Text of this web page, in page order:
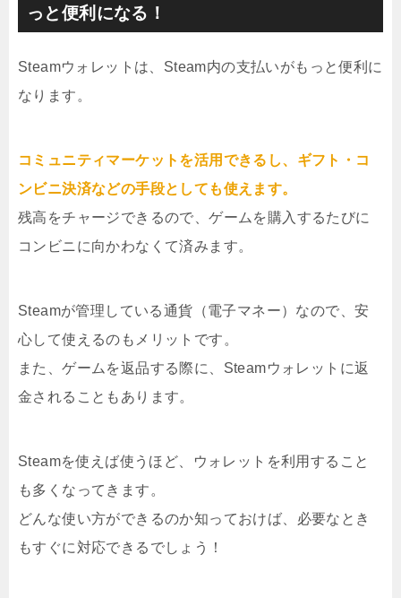
っと便利になる！
Steamウォレットは、Steam内の支払いがもっと便利に
なります。
コミュニティマーケットを活用できるし、ギフト・コ
ンビニ決済などの手段としても使えます。
残高をチャージできるので、ゲームを購入するたびに
コンビニに向かわなくて済みます。
Steamが管理している通貨（電子マネー）なので、安
心して使えるのもメリットです。
また、ゲームを返品する際に、Steamウォレットに返
金されることもあります。
Steamを使えば使うほど、ウォレットを利用すること
も多くなってきます。
どんな使い方ができるのか知っておけば、必要なとき
もすぐに対応できるでしょう！